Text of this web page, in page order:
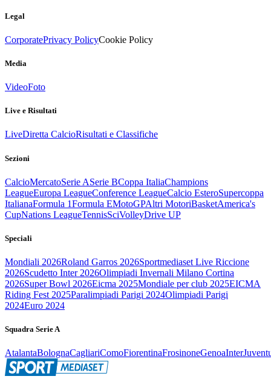
Legal
CorporatePrivacy PolicyCookie Policy
Media
VideoFoto
Live e Risultati
LiveDiretta CalcioRisultati e Classifiche
Sezioni
CalcioMercatoSerie ASerie BCoppa ItaliaChampions
LeagueEuropa LeagueConference LeagueCalcio EsteroSupercoppa
ItalianaFormula 1Formula EMotoGPAltri MotoriBasketAmerica's
CupNations LeagueTennisSciVolleyDrive UP
Speciali
Mondiali 2026Roland Garros 2026Sportmediaset Live Riccione
2026Scudetto Inter 2026Olimpiadi Invernali Milano Cortina
2026Super Bowl 2026Eicma 2025Mondiale per club 2025EICMA
Riding Fest 2025Paralimpiadi Parigi 2024Olimpiadi Parigi
2024Euro 2024
Squadra Serie A
AtalantaBolognaCagliariComoFiorentinaFrosinoneGenoaInter